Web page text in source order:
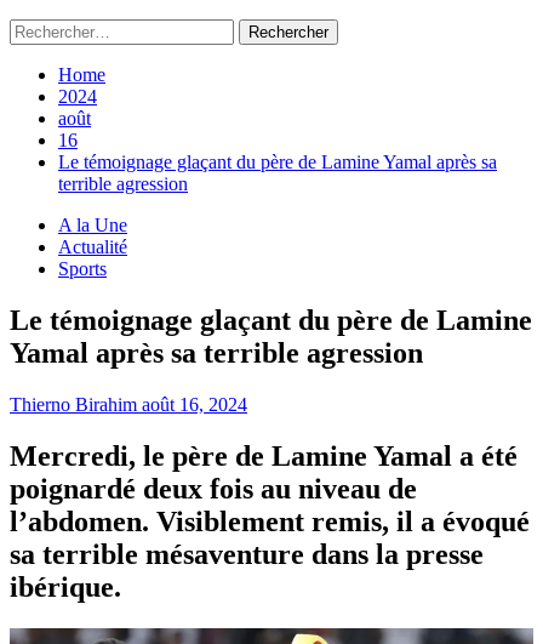
Rechercher :
Home
2024
août
16
Le témoignage glaçant du père de Lamine Yamal après sa
terrible agression
A la Une
Actualité
Sports
Le témoignage glaçant du père de Lamine
Yamal après sa terrible agression
Thierno Birahim août 16, 2024
Mercredi, le père de Lamine Yamal a été
poignardé deux fois au niveau de
l’abdomen. Visiblement remis, il a évoqué
sa terrible mésaventure dans la presse
ibérique.